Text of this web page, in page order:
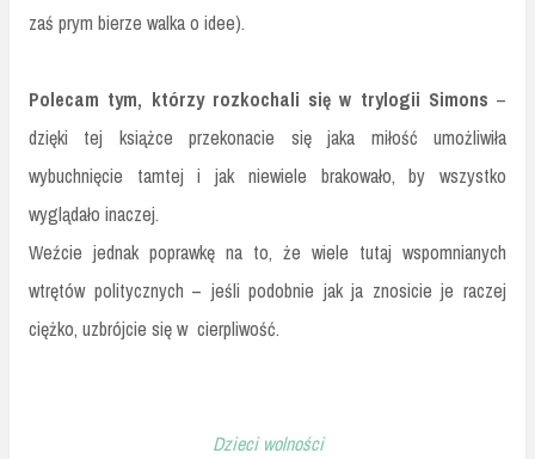
zaś prym bierze walka o idee).
Polecam tym, którzy rozkochali się w trylogii Simons –
dzięki tej książce przekonacie się jaka miłość umożliwiła
wybuchnięcie tamtej i jak niewiele brakowało, by wszystko
wyglądało inaczej.
Weźcie jednak poprawkę na to, że wiele tutaj wspomnianych
wtrętów politycznych – jeśli podobnie jak ja znosicie je raczej
ciężko, uzbrójcie się w cierpliwość.
Dzieci wolności